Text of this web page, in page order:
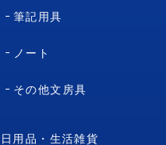
筆記用具
ノート
その他文房具
日用品・生活雑貨